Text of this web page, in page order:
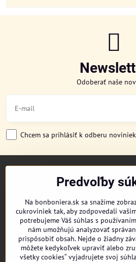
Odoberať naše
Chcem sa prihlásiť k odberu
DORUČENIE OBJEDNÁVKY
REKLAMAČNÉ PODMIENKY
OBCHODNÉ PODMIENKY
KONTAKT
Predvoľby
Na bonboniera.sk sa snažíme
cukroviniek tak, aby zodpovedali
potrebujeme Váš súhlas s
nám umožňujú analyzovať
prispôsobiť obsah. Nejde o žiadny
môžete kedykoľvek upraviť alebo
všetky cookies“ vyjadrujete svoj